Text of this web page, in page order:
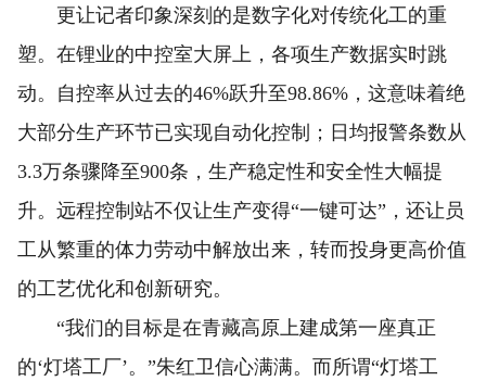
更让记者印象深刻的是数字化对传统化工的重
塑。在锂业的中控室大屏上，各项生产数据实时跳
动。自控率从过去的46%跃升至98.86%，这意味着绝
大部分生产环节已实现自动化控制；日均报警条数从
3.3万条骤降至900条，生产稳定性和安全性大幅提
升。远程控制站不仅让生产变得“一键可达”，还让员
工从繁重的体力劳动中解放出来，转而投身更高价值
的工艺优化和创新研究。
“我们的目标是在青藏高原上建成第一座真正
的‘灯塔工厂’。”朱红卫信心满满。而所谓“灯塔工